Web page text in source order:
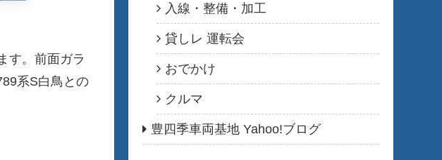
す。前面ガラ
系S白鳥との
入線・整備・加工
貸しレ 運転会
おでかけ
クルマ
豊四季車両基地 Yahoo!ブログ